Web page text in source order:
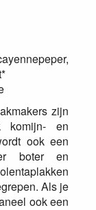
zijn
komijn- en
ook een
boter en
Als je
ook een